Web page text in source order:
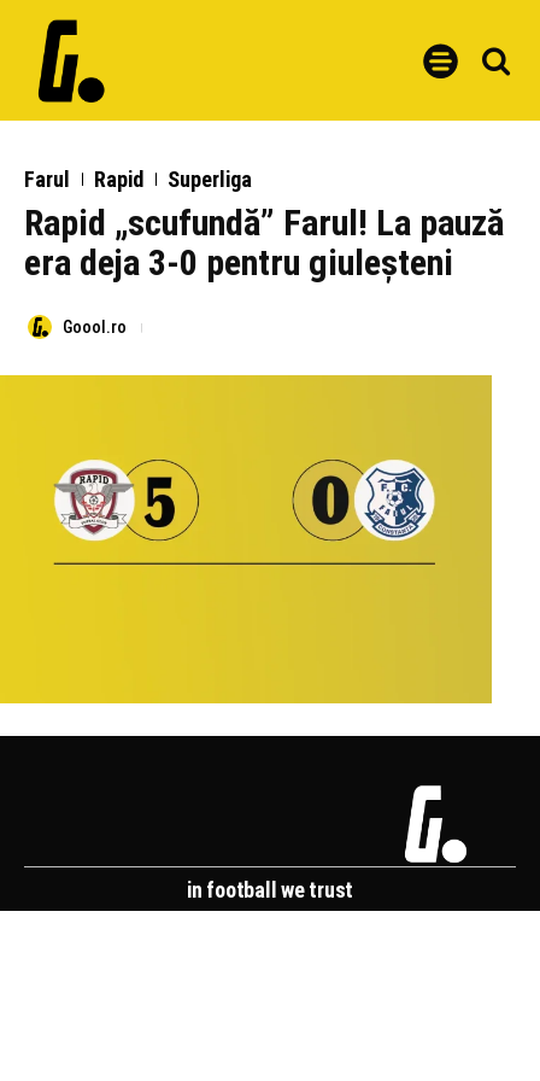
Farul Rapid Superliga
Rapid „scufundă” Farul! La pauză
era deja 3-0 pentru giuleșteni
Goool.ro
in football we trust